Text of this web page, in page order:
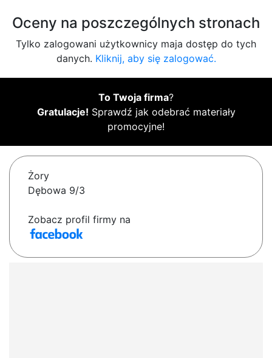
Oceny na poszczególnych stronach
Tylko zalogowani użytkownicy maja dostęp do tych
danych. Kliknij, aby się zalogować.
To Twoja firma?
Gratulacje! Sprawdź jak odebrać materiały
promocyjne!
Żory
Dębowa 9/3
Zobacz profil firmy na